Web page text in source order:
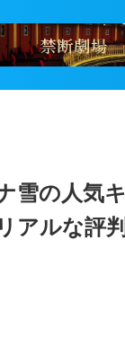
雪の人気
アルな評